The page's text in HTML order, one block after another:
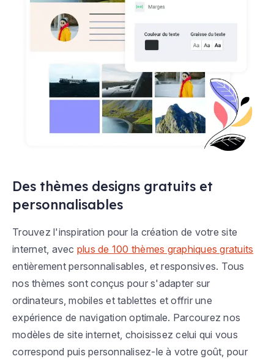
Des thèmes designs gratuits et
personnalisables
Trouvez l'inspiration pour la création de votre site
internet, avec plus de 100 thèmes graphiques gratuits
entièrement personnalisables, et responsives. Tous
nos thèmes sont conçus pour s'adapter sur
ordinateurs, mobiles et tablettes et offrir une
expérience de navigation optimale. Parcourez nos
modèles de site internet, choisissez celui qui vous
correspond puis personnalisez-le à votre goût, pour